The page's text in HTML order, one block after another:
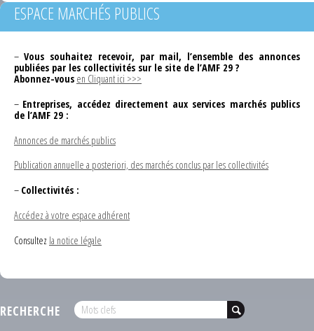
ESPACE MARCHÉS PUBLICS
– Vous souhaitez recevoir, par mail, l’ensemble des annonces
publiées par les collectivités sur le site de l’AMF 29 ?
Abonnez-vous en Cliquant ici >>>
– Entreprises, accédez directement aux services marchés publics
de l’AMF 29 :
Annonces de marchés publics
Publication annuelle a posteriori, des marchés conclus par les collectivités
– Collectivités :
Accédez à votre espace adhérent
Consultez la notice légale
RECHERCHE